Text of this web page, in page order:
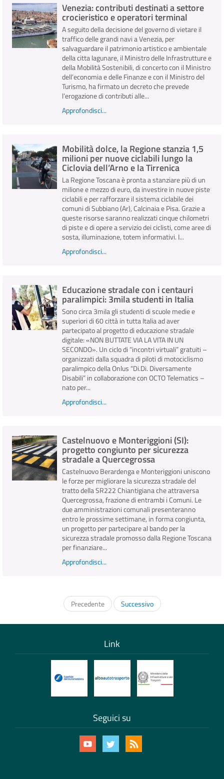
Venezia: contributi destinati a settore
crocieristico e operatori terminal
A seguito della decisione del governo di vietare il
traffico delle grandi navi a Venezia, per
salvaguardare il patrimonio artistico e ambientale
della citta lagunare, il Ministro delle Infrastrutture e
della Mobilità Sostenibili, di concerto con il Ministro
dell’economia e delle Finanze e con il Ministro del
Turismo, ha firmato un decreto che prevede
l’erogazione di contributi alle...
Approfondisci...
Mobilità dolce, la Regione stanzia 1,5
milioni per nuove ciclabili lungo la
Ciclovia dell’Arno e la Tirrenica
La Regione Toscana è pronta a stanziare più di un
milione e mezzo di euro, da investire in nuove piste
ciclabili e per rafforzare il sistema ciclabile dei
comuni di Subbiano (Ar), Calcinaia e Pisa. Grazie a
queste risorse saranno realizzati cinque chilometri
di piste e di opere a servizio dei ciclisti, come aree di
sosta, illuminazione, totem informativi. I...
Approfondisci...
Educazione stradale con i centauri
paralimpici: 3mila studenti in Italia
Sono circa 3mila gli studenti di scuole medie e
superiori di 60 città in tutta Italia ad aver
partecipato al progetto di educazione stradale
digitale: «NON BUTTATE VIA LA VITA IN UN
SECONDO». Un ciclo di “incontri virtuali” gratuiti –
organizzati dalla squadra di piloti di motociclismo
paralimpico della Onlus “Di.Di. Diversamente
Disabili” in collaborazione con OCTO Telematics –
nato per...
Approfondisci...
Castelnuovo e Monteriggioni (SI):
progetto congiunto per sicurezza
stradale a Quercegrossa
Castelnuovo Berardenga e Monteriggioni uniscono
le forze per migliorare la sicurezza stradale del
tratto della SR222 Chiantigiana che attraversa
Quercegrossa, frazione di entrambi i Comuni. Le
due amministrazioni comunali presenteranno
entro le prossime settimane, in forma congiunta,
un progetto per partecipare al bando per la
sicurezza stradale promosso dalla Regione Toscana
per finanziare...
Approfondisci...
Precedente Successivo
Link
Seguici su